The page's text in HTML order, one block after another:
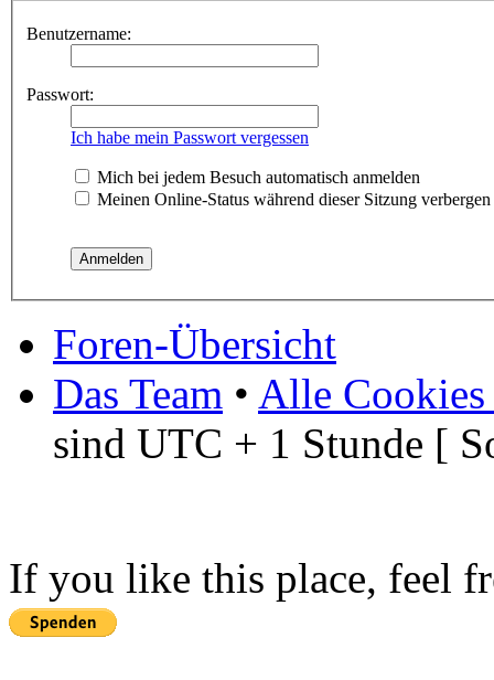
Benutzername:
Passwort:
Ich habe mein Passwort vergessen
Mich bei jedem Besuch automatisch anmelden
Meinen Online-Status während dieser Sitzung verbergen
Foren-Übersicht
Das Team • Alle Cookies
sind UTC + 1 Stunde [
If you like this place, feel